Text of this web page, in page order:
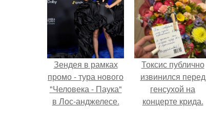
Зендея в рамках
промо - тура нового
"Человека - Паука"
в Лос-анджелесе.
Токсис публично
извинился перед
генсухой на
концерте крида.